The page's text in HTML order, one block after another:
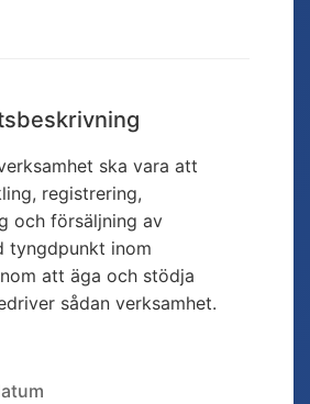
ska vara att
registrering,
och försäljning av
tyngdpunkt inom
att äga och stödja
sådan verksamhet.